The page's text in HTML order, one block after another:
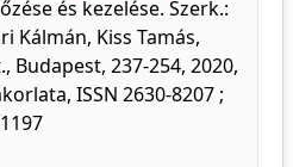
és kezelése. Szerk.:
Kálmán, Kiss Tamás,
Budapest, 237-254, 2020,
ISSN 2630-8207 ;